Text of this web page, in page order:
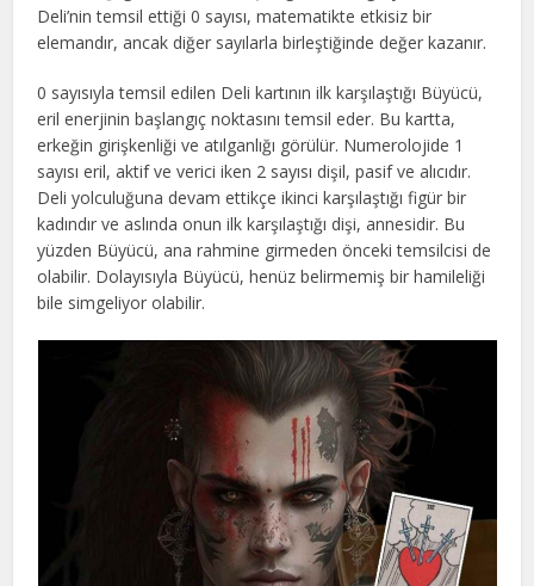
Deli’nin temsil ettiği 0 sayısı, matematikte etkisiz bir
elemandır, ancak diğer sayılarla birleştiğinde değer kazanır.
0 sayısıyla temsil edilen Deli kartının ilk karşılaştığı Büyücü,
eril enerjinin başlangıç noktasını temsil eder. Bu kartta,
erkeğin girişkenliği ve atılganlığı görülür. Numerolojide 1
sayısı eril, aktif ve verici iken 2 sayısı dişil, pasif ve alıcıdır.
Deli yolculuğuna devam ettikçe ikinci karşılaştığı figür bir
kadındır ve aslında onun ilk karşılaştığı dişi, annesidir. Bu
yüzden Büyücü, ana rahmine girmeden önceki temsilcisi de
olabilir. Dolayısıyla Büyücü, henüz belirmemiş bir hamileliği
bile simgeliyor olabilir.